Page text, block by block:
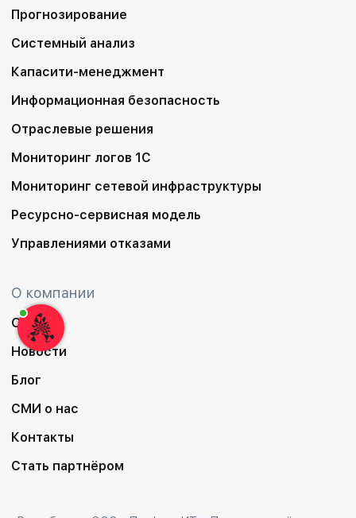
Прогнозирование
Системный анализ
Капасити-менеджмент
Информационная безопасность
Отраслевые решения
Мониторинг логов 1С
Мониторинг сетевой инфраструктуры
Ресурсно-сервисная модель
Управлениями отказами
О компании
О нас
Новости
Блог
СМИ о нас
Контакты
Стать партнёром